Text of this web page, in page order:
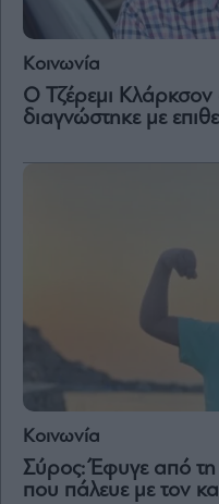
Κοινωνία
Ο Τζέρεμι Κλάρκσον
διαγνώστηκε με
Κοινωνία
Σύρος: Έφυγε από τη
που πάλευε με τον